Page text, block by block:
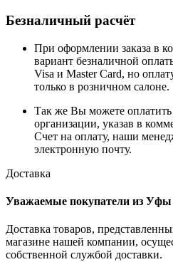
Безналичный расчёт
При оформлении заказа в
вариант безналичной
Visa и Master Card, но
только в розничном салоне.
Так же Вы можете оплатить
организации, указав в
Счет на оплату, наши
электронную почту.
Доставка
Уважаемые покупатели из Уфы
Доставка товаров,
магазине нашей компании,
собственной службой доставки.